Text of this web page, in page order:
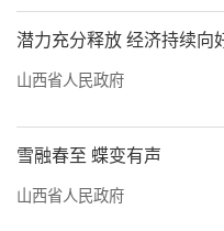
潜力充分释放 经济持续向
山西省人民政府
雪融春至 蝶变有声
山西省人民政府